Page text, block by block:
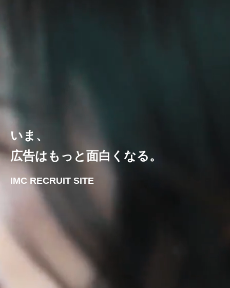
いま、
広告はもっと面白くなる。
IMC RECRUIT SITE